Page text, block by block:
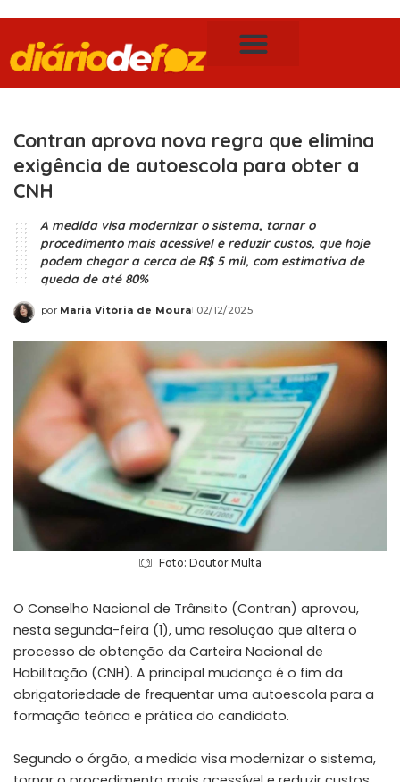
Contran aprova nova regra que elimina
exigência de autoescola para obter a
CNH
A medida visa modernizar o sistema, tornar o
procedimento mais acessível e reduzir custos, que hoje
podem chegar a cerca de R$ 5 mil, com estimativa de
queda de até 80%
por Maria Vitória de Moura 02/12/2025
Foto: Doutor Multa
O Conselho Nacional de Trânsito (Contran) aprovou,
nesta segunda-feira (1), uma resolução que altera o
processo de obtenção da Carteira Nacional de
Habilitação (CNH). A principal mudança é o fim da
obrigatoriedade de frequentar uma autoescola para a
formação teórica e prática do candidato.
Segundo o órgão, a medida visa modernizar o sistema,